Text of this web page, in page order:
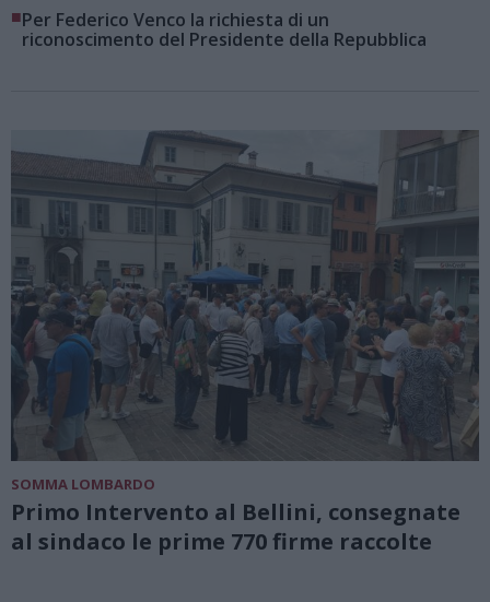
■Per Federico Venco la richiesta di un
riconoscimento del Presidente della Repubblica
SOMMA LOMBARDO
Primo Intervento al Bellini, consegnate
al sindaco le prime 770 firme raccolte